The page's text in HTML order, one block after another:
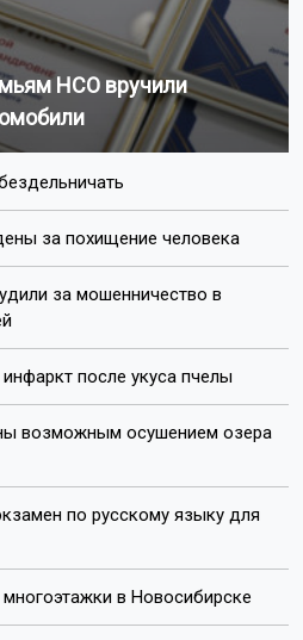
НСО вручили
за похищение человека
за мошенничество в
после укуса пчелы
возможным осушением озера
по русскому языку для
в Новосибирске